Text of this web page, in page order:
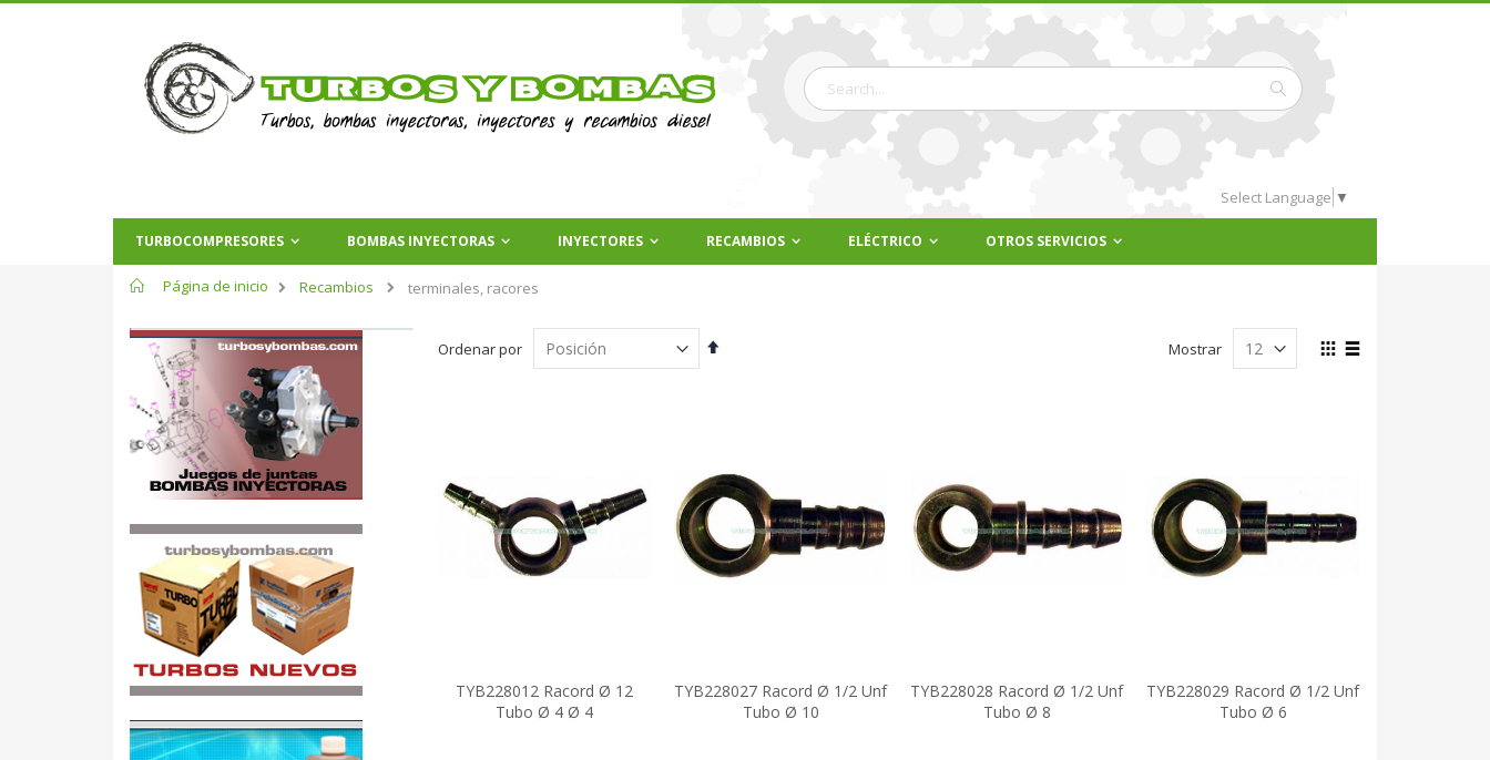
Buscar
Buscar
Select Language ▼
TURBOCOMPRESORES BOMBAS INYECTORAS INYECTORES RECAMBIOS ELÉCTRICO OTROS SERVICIOS
Página de inicio Recambios terminales, racores
Ordenar por
Fijar
Ver
Mostrar
TYB228012 Racord Ø 12
Tubo Ø 4 Ø 4
TYB228027 Racord Ø 1/2 Unf
Tubo Ø 10
TYB228028 Racord Ø 1/2 Unf
Tubo Ø 8
TYB228029 Racord Ø 1/2 Unf
Tubo Ø 6